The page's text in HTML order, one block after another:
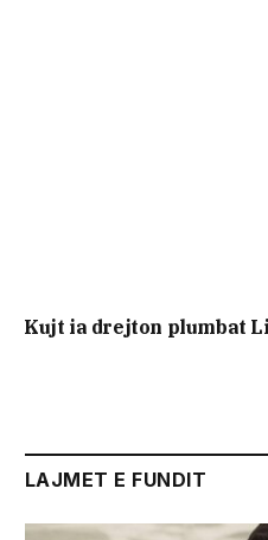
Kujt ia drejton plumbat
LAJMET E FUNDIT